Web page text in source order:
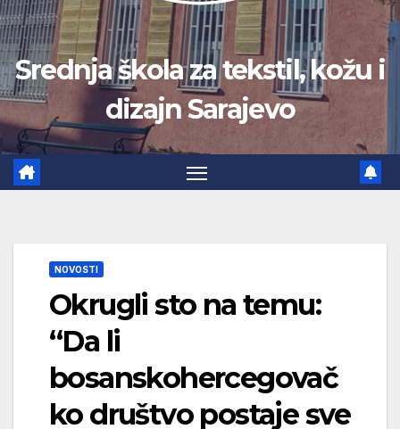
Srednja škola za tekstil, kožu i
dizajn Sarajevo
NOVOSTI
Okrugli sto na temu:
“Da li
bosanskohercegovač
ko društvo postaje sve